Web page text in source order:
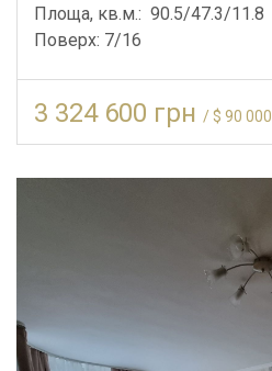
Площа, кв.м.: 90.5/47.3/11.8
Поверх: 7/16
3 324 600 грн / $ 90 000